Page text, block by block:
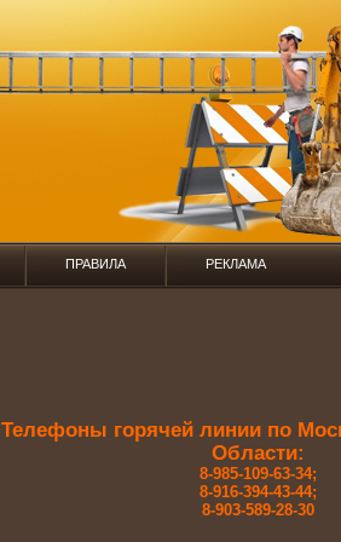
ПРАВИЛА РЕКЛАМА
Телефоны горячей линии по
Области:
8-985-109-63-34;
8-916-394-43-44;
8-903-589-28-30